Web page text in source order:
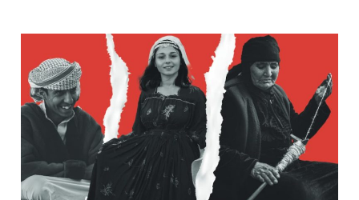
rastros
de
Jordania